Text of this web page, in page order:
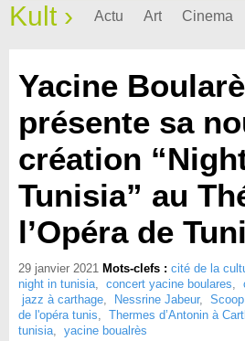
Kult › Actu Art Cinema
Yacine
présente sa
création
Tunisia” au
l’Opéra de
29 janvier 2021 Mots-clefs : cité de la
night in tunisia, concert yacine boulares,
jazz à carthage, Nessrine Jabeur,
de l'opéra tunis, Thermes d’Antonin à
tunisia, yacine boualrès